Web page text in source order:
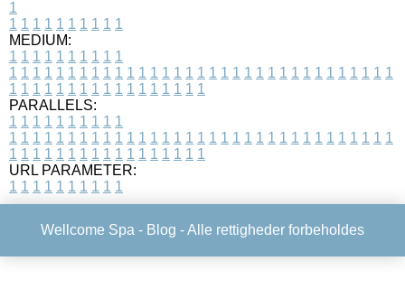
1
1 1 1 1 1 1 1 1 1 1
MEDIUM:
1 1 1 1 1 1 1 1 1 1
1 1 1 1 1 1 1 1 1 1 1 1 1 1 1 1 1 1 1 1 1 1 1 1 1 1 1 1 1 1 1 1 1
1 1 1 1 1 1 1 1 1 1 1 1 1 1 1 1 1
PARALLELS:
1 1 1 1 1 1 1 1 1 1
1 1 1 1 1 1 1 1 1 1 1 1 1 1 1 1 1 1 1 1 1 1 1 1 1 1 1 1 1 1 1 1 1
1 1 1 1 1 1 1 1 1 1 1 1 1 1 1 1 1
URL PARAMETER:
1 1 1 1 1 1 1 1 1 1
Wellcome Spa - Blog - Alle rettigheder forbeholdes